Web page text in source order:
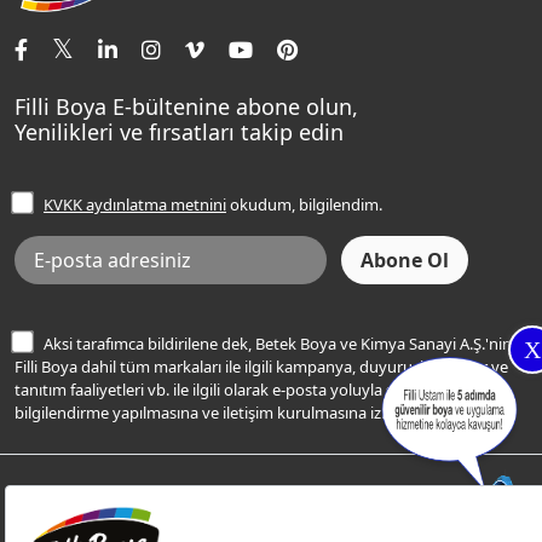
X
Tavan Boyaları
Ev Bakım ve Hobi Boyaları
Yatak Odası Renkleri
Sentomaxx Sentetik Boya
Sentomaxx İpeksi Mat
Momento Life
Şampanya Rengi
Açık Mavi Rengi
Frezya Rengi
İletişim Bilgilerimiz
Renk Danışma
Filli Ustam
Sıkça Sorulan Sorular
Ücretsiz Yalıtım Keşif Hizmeti
Bilgi Toplumu Hizmetleri
İnternet Sitesi Kullanım Koşulları
KVKK Talep Formu
KVKK Aydınlatma Metni
Filli Boya E-bültenine abone olun,
Yenilikleri ve fırsatları takip edin
KVKK aydınlatma metniniokudum, bilgilendim.
Aksi tarafımca bildirilene dek, Betek Boya ve Kimya Sanayi A.Ş.'nin
Filli Boya dahil tüm markaları ile ilgili kampanya, duyuru, hizmetler ve
tanıtım faaliyetleri vb. ile ilgili olarak e-posta yoluyla şahsıma
bilgilendirme yapılmasına ve iletişim kurulmasına izin veriyorum.